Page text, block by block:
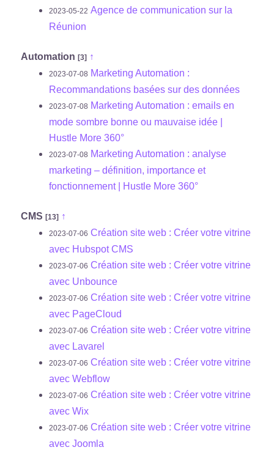
2023-05-22 Agence de communication sur la
Réunion
Automation [3] ↑
2023-07-08 Marketing Automation :
Recommandations basées sur des données
2023-07-08 Marketing Automation : emails en
mode sombre bonne ou mauvaise idée |
Hustle More 360°
2023-07-08 Marketing Automation : analyse
marketing – définition, importance et
fonctionnement | Hustle More 360°
CMS [13] ↑
2023-07-06 Création site web : Créer votre vitrine
avec Hubspot CMS
2023-07-06 Création site web : Créer votre vitrine
avec Unbounce
2023-07-06 Création site web : Créer votre vitrine
avec PageCloud
2023-07-06 Création site web : Créer votre vitrine
avec Lavarel
2023-07-06 Création site web : Créer votre vitrine
avec Webflow
2023-07-06 Création site web : Créer votre vitrine
avec Wix
2023-07-06 Création site web : Créer votre vitrine
avec Joomla